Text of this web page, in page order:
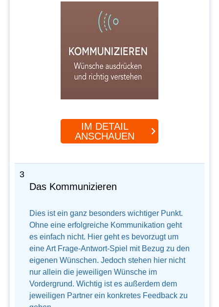
IM DETAIL
ANSCHAUEN
3
Das Kommunizieren
Dies ist ein ganz besonders wichtiger Punkt.
Ohne eine erfolgreiche Kommunikation geht
es einfach nicht. Hier geht es bevorzugt um
eine Art Frage-Antwort-Spiel mit Bezug zu den
eigenen Wünschen. Jedoch stehen hier nicht
nur allein die jeweiligen Wünsche im
Vordergrund. Wichtig ist es außerdem dem
jeweiligen Partner ein konkretes Feedback zu